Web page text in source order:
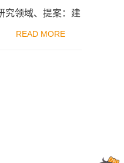
究领域、提案：建
批模式、干细胞
READ MORE